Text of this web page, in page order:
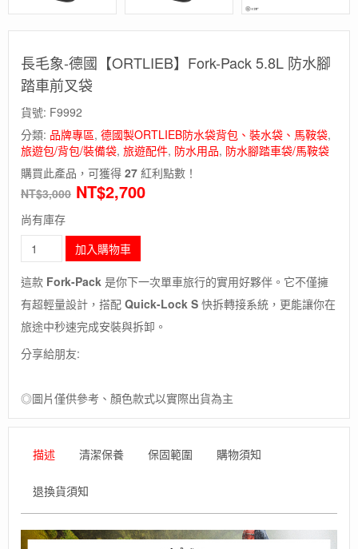
長毛象-德國【ORTLIEB】Fork-Pack 5.8L 防水腳
踏車前叉袋
貨號: F9992
分類: 品牌專區, 德國製ORTLIEB防水袋背包、裝水袋、馬鞍袋,
旅遊包/背包/裝備袋, 旅遊配件, 防水用品, 防水腳踏車袋/馬鞍袋
購買此產品，可獲得 27 紅利點數！
NT$3,000 NT$2,700
尚有庫存
毛
象-
德
國
【ORTLIEB】
Fork-
Pack
水
腳
數
量
加入購物車
這款 Fork-Pack 是你下一次單車旅行的實用好夥伴。它不僅擁
有超輕量設計，搭配 Quick-Lock S 快拆轉接系統，更能讓你在
旅途中秒速完成安裝與拆卸。
分享給朋友:
◎圖片僅供參考、顏色款式以實際出貨為主
描述 清潔保養 保固範圍 購物須知
退換貨須知